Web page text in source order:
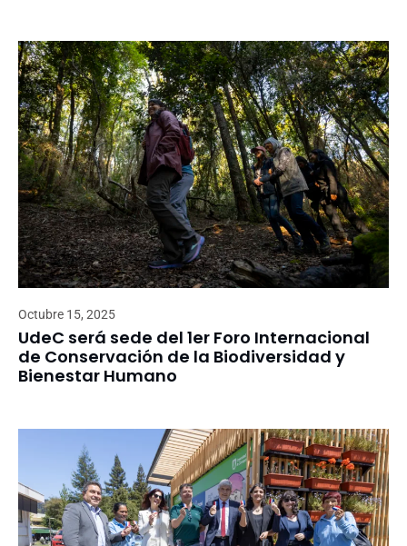
Octubre 15, 2025
UdeC será sede del 1er Foro Internacional
de Conservación de la Biodiversidad y
Bienestar Humano